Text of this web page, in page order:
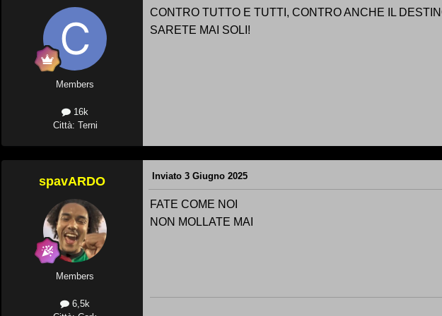
Members
16k
Città: Terni
CONTRO TUTTO E TUTTI, CONTRO ANCHE IL
SARETE MAI SOLI!
spavARDO
Members
6,5k
Inviato 3 Giugno 2025
FATE COME NOI
NON MOLLATE MAI